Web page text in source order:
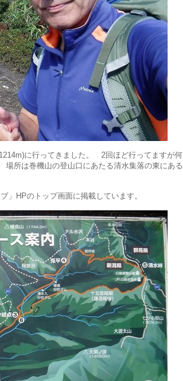
に行ってきました。 2回ほど行ってますが何
所は巻機山の登山口にあたる清水集落の東にある
」HPのトップ画面に掲載しています。